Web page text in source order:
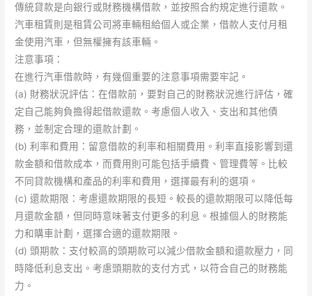
傳統貸款是向銀行或財務機構借款，並按照合約規定進行還款。
汽車租賃則是租賃公司將車輛租給個人或企業，借款人支付月租
金使用汽車，但無權擁有該車輛。
注意事項：
在進行汽車借款時，有幾個重要的注意事項需要牢記。
(a) 財務狀況評估：在借款前，要對自己的財務狀況進行評估，確
定自己能夠負擔得起借款還款。考慮個人收入、支出和其他債
務，並制定合理的還款計劃。
(b) 利率和費用：留意借款的利率和相關費用。利率直接影響到還
款金額和借款成本，而費用則可能包括手續費、管理費等。比較
不同貸款機構和產品的利率和費用，選擇最有利的選項。
(c) 還款期限：考慮還款期限的長短。較長的還款期限可以降低每
月還款金額，但同時意味著支付更多的利息。根據個人的財務能
力和購車計劃，選擇合適的還款期限。
(d) 頭期款：支付較高的頭期款可以減少借款金額和還款壓力，同
時降低利息支出。考慮頭期款的支付方式，以符合自己的財務能
力。